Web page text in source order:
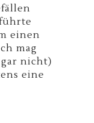
einen
mag
nicht)
eine